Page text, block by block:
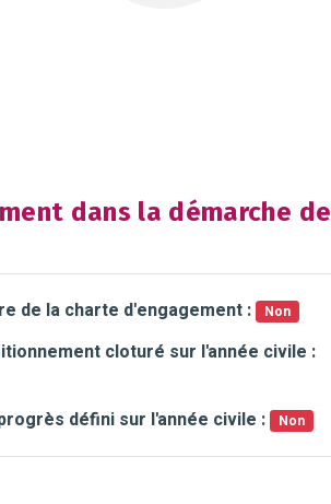
dans la démarche de
de la charte d'engagement : Non
cloturé sur l'année civile :
défini sur l'année civile : Non